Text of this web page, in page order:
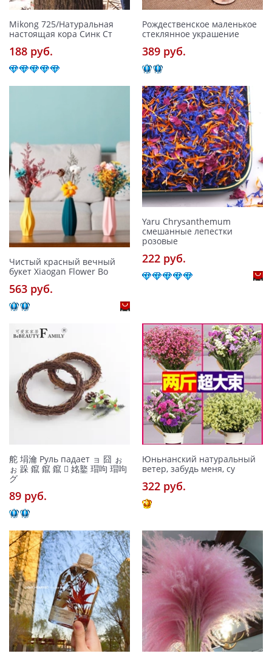
Mikong 725/Натуральная
настоящая кора Синк Ст
188 pуб.
Рождественское маленькое
стеклянное украшение
389 pуб.
Чистый красный вечный
букет Xiaogan Flower Bo
563 pуб.
Yaru Chrysanthemum
смешанные лепестки
розовые
222 pуб.
舵 埍瀹 Руль падает ョ 囧 ぉ
ぉ 跺 鑹 鑹 鑹  姳鐜 瑁呴 瑁呴
グ
89 pуб.
Юньнанский натуральный
ветер, забудь меня, су
322 pуб.